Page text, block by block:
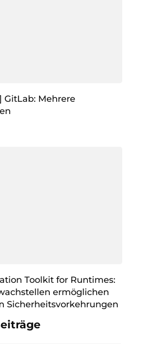
GitLab: Mehrere
Toolkit for Runtimes:
ermöglichen
Sicherheitsvorkehrungen